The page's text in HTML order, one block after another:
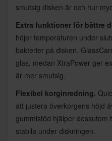
smutsig disken är och hur
Extra funktioner för bättre
höjer temperaturen under
bakterier på disken.
glas, medan XtraPower ger
är mer smutsig.
Flexibel korginredning.
att justera överkorgens höjd
gummistöd hjälper dessutom
stabila under diskningen.